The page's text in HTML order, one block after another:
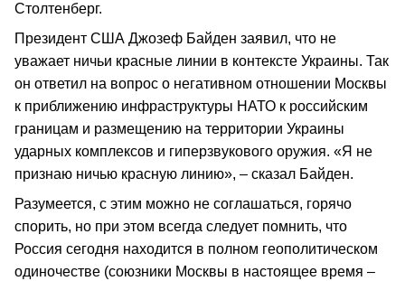
Столтенберг.
Президент США Джозеф Байден заявил, что не
уважает ничьи красные линии в контексте Украины. Так
он ответил на вопрос о негативном отношении Москвы
к приближению инфраструктуры НАТО к российским
границам и размещению на территории Украины
ударных комплексов и гиперзвукового оружия. «Я не
признаю ничью красную линию», – сказал Байден.
Разумеется, с этим можно не соглашаться, горячо
спорить, но при этом всегда следует помнить, что
Россия сегодня находится в полном геополитическом
одиночестве (союзники Москвы в настоящее время –